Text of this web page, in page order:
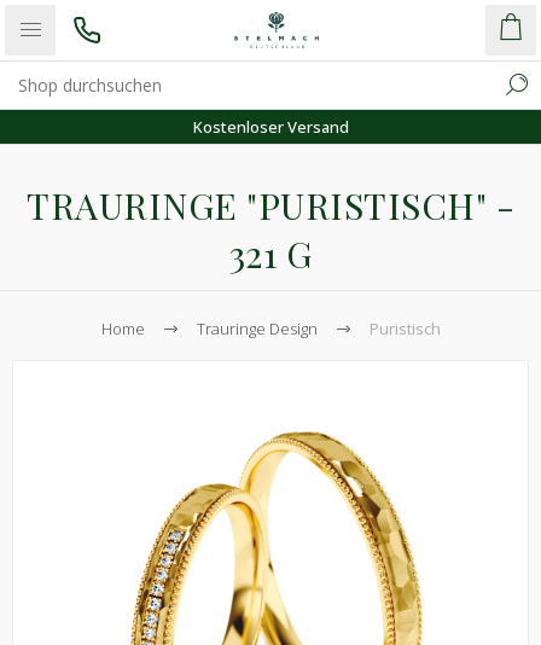
Kostenloser Versand
TRAURINGE "PURISTISCH" -
321 G
Home Trauringe Design Puristisch